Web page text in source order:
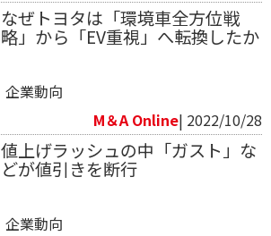
なぜトヨタは「環境車全方位戦
略」から「EV重視」へ転換したか
企業動向
M＆A Online| 2022/10/28
値上げラッシュの中「ガスト」な
どが値引きを断行
企業動向